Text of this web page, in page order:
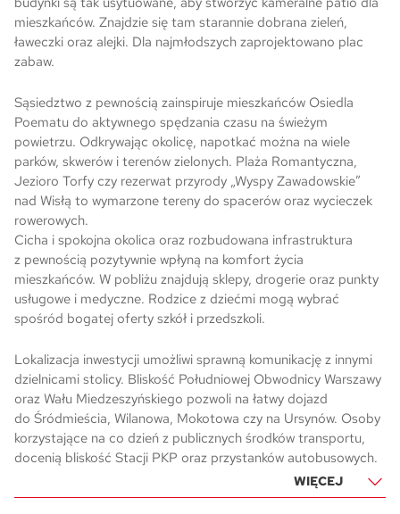
mieszkańców. Znajdzie się tam starannie dobrana zieleń,
ławeczki oraz alejki. Dla najmłodszych zaprojektowano plac
zabaw.
Sąsiedztwo z pewnością zainspiruje mieszkańców Osiedla
Poematu do aktywnego spędzania czasu na świeżym
powietrzu. Odkrywając okolicę, napotkać można na wiele
parków, skwerów i terenów zielonych. Plaża Romantyczna,
Jezioro Torfy czy rezerwat przyrody „Wyspy Zawadowskie”
nad Wisłą to wymarzone tereny do spacerów oraz wycieczek
rowerowych.
Cicha i spokojna okolica oraz rozbudowana infrastruktura
z pewnością pozytywnie wpłyną na komfort życia
mieszkańców. W pobliżu znajdują sklepy, drogerie oraz punkty
usługowe i medyczne. Rodzice z dziećmi mogą wybrać
spośród bogatej oferty szkół i przedszkoli.
Lokalizacja inwestycji umożliwi sprawną komunikację z innymi
dzielnicami stolicy. Bliskość Południowej Obwodnicy Warszawy
oraz Wału Miedzeszyńskiego pozwoli na łatwy dojazd
do Śródmieścia, Wilanowa, Mokotowa czy na Ursynów. Osoby
korzystające na co dzień z publicznych środków transportu,
docenią bliskość Stacji PKP oraz przystanków autobusowych.
WIĘCEJ